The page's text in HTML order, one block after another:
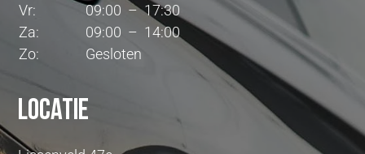
Vr:
09:00 – 17:30
Za:
09:00 – 14:00
Zo:
Gesloten
Locatie